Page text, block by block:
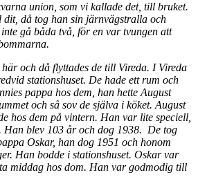
union, som vi kallade det, till bruket.
dit, då tog han sin järnvägstralla och
gå båda två, för en var tvungen att
och då flyttades de till Vireda. I Vireda
stationshuset. De hade ett rum och
pappa hos dem, han hette August
och så sov de själva i köket. August
hos dem på vintern. Han var lite speciell,
Han blev 103 år och dog 1938. De tog
Oskar, han dog 1951 och honom
Han bodde i stationshuset. Oskar var
middag hos dom. Han var godmodig till